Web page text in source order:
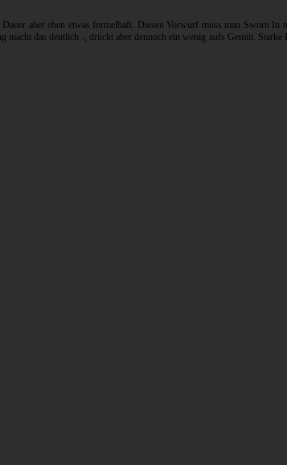
aber eben etwas formelhaft. Diesen Vorwurf muss man Sworn In
das deutlich -, drückt aber dennoch ein wenig aufs Gemüt. Starke